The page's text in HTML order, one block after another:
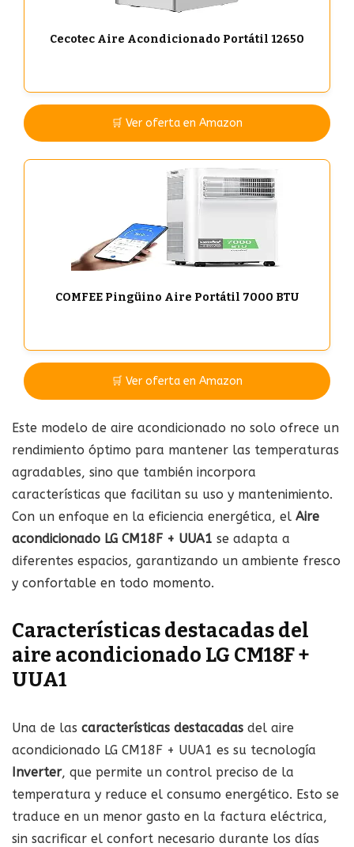
Cecotec Aire Acondicionado Portátil 12650
🛒 Ver oferta en Amazon
COMFEE Pingüino Aire Portátil 7000 BTU
🛒 Ver oferta en Amazon
Este modelo de aire acondicionado no solo ofrece un
rendimiento óptimo para mantener las temperaturas
agradables, sino que también incorpora
características que facilitan su uso y mantenimiento.
Con un enfoque en la eficiencia energética, el Aire
acondicionado LG CM18F + UUA1 se adapta a
diferentes espacios, garantizando un ambiente fresco
y confortable en todo momento.
Características destacadas del
aire acondicionado LG CM18F +
UUA1
Una de las características destacadas del aire
acondicionado LG CM18F + UUA1 es su tecnología
Inverter, que permite un control preciso de la
temperatura y reduce el consumo energético. Esto se
traduce en un menor gasto en la factura eléctrica,
sin sacrificar el confort necesario durante los días